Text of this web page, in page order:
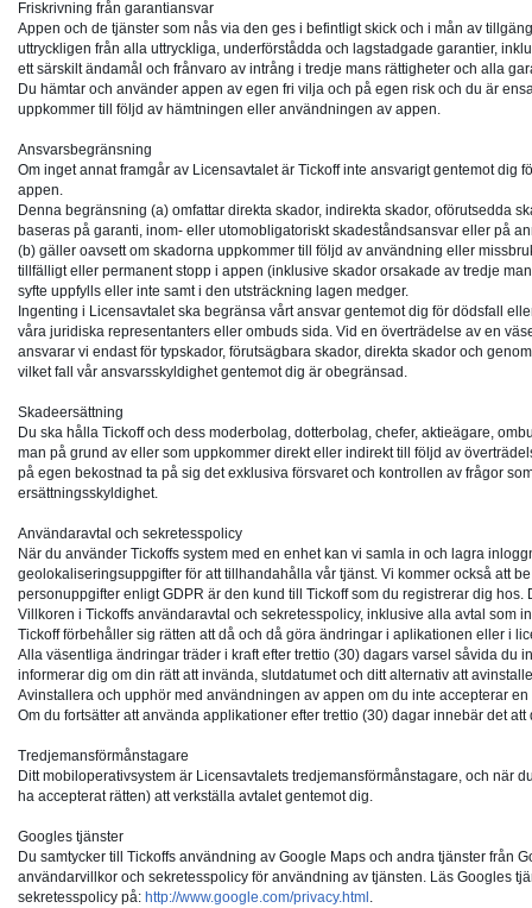
Friskrivning från garantiansvar
Appen och de tjänster som nås via den ges i befintligt skick och i mån av
uttryckligen från alla uttryckliga, underförstådda och lagstadgade garantier,
ett särskilt ändamål och frånvaro av intrång i tredje mans rättigheter och alla
Du hämtar och använder appen av egen fri vilja och på egen risk och du är
uppkommer till följd av hämtningen eller användningen av appen.
Ansvarsbegränsning
Om inget annat framgår av Licensavtalet är Tickoff inte ansvarigt gentemot
appen.
Denna begränsning (a) omfattar direkta skador, indirekta skador, oförutsedda
baseras på garanti, inom- eller utomobligatoriskt skadeståndsansvar eller på
(b) gäller oavsett om skadorna uppkommer till följd av användning eller
tillfälligt eller permanent stopp i appen (inklusive skador orsakade av tredje
syfte uppfylls eller inte samt i den utsträckning lagen medger.
Ingenting i Licensavtalet ska begränsa vårt ansvar gentemot dig för dödsfall
våra juridiska representanters eller ombuds sida. Vid en överträdelse av en
ansvarar vi endast för typskador, förutsägbara skador, direkta skador och
vilket fall vår ansvarsskyldighet gentemot dig är obegränsad.
Skadeersättning
Du ska hålla Tickoff och dess moderbolag, dotterbolag, chefer, aktieägare,
man på grund av eller som uppkommer direkt eller indirekt till följd av
på egen bekostnad ta på sig det exklusiva försvaret och kontrollen av frågor
ersättningsskyldighet.
Användaravtal och sekretesspolicy
När du använder Tickoffs system med en enhet kan vi samla in och lagra
geolokaliseringsuppgifter för att tillhandahålla vår tjänst. Vi kommer också att
personuppgifter enligt GDPR är den kund till Tickoff som du registrerar dig hos.
Villkoren i Tickoffs användaravtal och sekretesspolicy, inklusive alla avtal
Tickoff förbehåller sig rätten att då och då göra ändringar i aplikationen eller i
Alla väsentliga ändringar träder i kraft efter trettio (30) dagars varsel såvida du
informerar dig om din rätt att invända, slutdatumet och ditt alternativ att
Avinstallera och upphör med användningen av appen om du inte accepterar
Om du fortsätter att använda applikationer efter trettio (30) dagar innebär det
Tredjemansförmånstagare
Ditt mobiloperativsystem är Licensavtalets tredjemansförmånstagare, och när
ha accepterat rätten) att verkställa avtalet gentemot dig.
Googles tjänster
Du samtycker till Tickoffs användning av Google Maps och andra tjänster från
användarvillkor och sekretesspolicy för användning av tjänsten. Läs Googles
sekretesspolicy på: http://www.google.com/privacy.html .